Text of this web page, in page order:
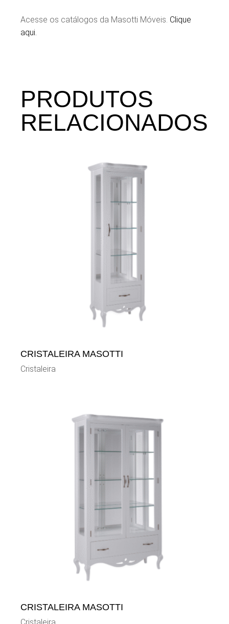
Acesse os catálogos da Masotti Móveis. Clique
aqui.
PRODUTOS
RELACIONADOS
CRISTALEIRA MASOTTI
Cristaleira
CRISTALEIRA MASOTTI